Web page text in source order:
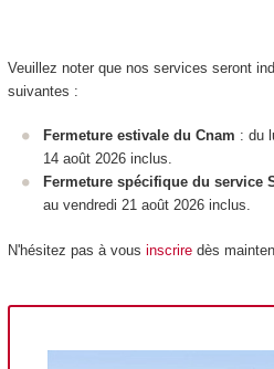
Veuillez noter que nos services seront
suivantes :
Fermeture estivale du Cnam : du
14 août 2026 inclus.
Fermeture spécifique du service
au vendredi 21 août 2026 inclus.
N'hésitez pas à vous inscriredès